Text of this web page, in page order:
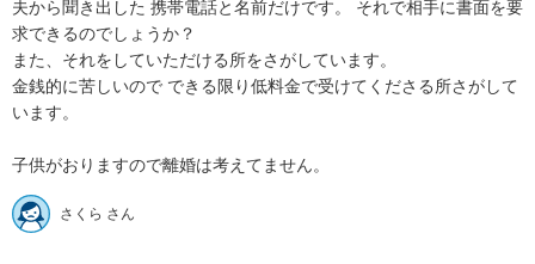
夫から聞き出した 携帯電話と名前だけです。 それで相手に書面を要
求できるのでしょうか？
また、それをしていただける所をさがしています。
金銭的に苦しいので できる限り低料金で受けてくださる所さがして
います。
さくら さん